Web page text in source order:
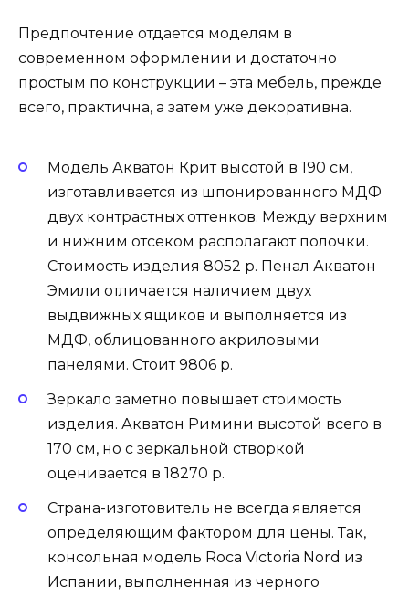
Предпочтение отдается моделям в
современном оформлении и достаточно
простым по конструкции – эта мебель, прежде
всего, практична, а затем уже декоративна.
Модель Акватон Крит высотой в 190 см,
изготавливается из шпонированного МДФ
двух контрастных оттенков. Между верхним
и нижним отсеком располагают полочки.
Стоимость изделия 8052 р. Пенал Акватон
Эмили отличается наличием двух
выдвижных ящиков и выполняется из
МДФ, облицованного акриловыми
панелями. Стоит 9806 р.
Зеркало заметно повышает стоимость
изделия. Акватон Римини высотой всего в
170 см, но с зеркальной створкой
оценивается в 18270 р.
Страна-изготовитель не всегда является
определяющим фактором для цены. Так,
консольная модель Roca Victoria Nord из
Испании, выполненная из черного